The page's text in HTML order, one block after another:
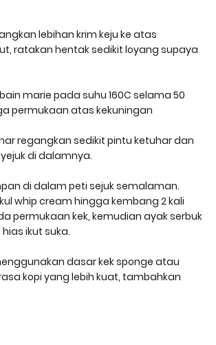
lebihan krim keju ke atas
ratakan hentak sedikit loyang supaya
marie pada suhu 160C selama 50
permukaan atas kekuningan
regangkan sedikit pintu ketuhar dan
di dalamnya.
di dalam peti sejuk semalaman.
whip cream hingga kembang 2 kali
permukaan kek, kemudian ayak serbuk
ikut suka.
dasar kek sponge atau
kopi yang lebih kuat, tambahkan